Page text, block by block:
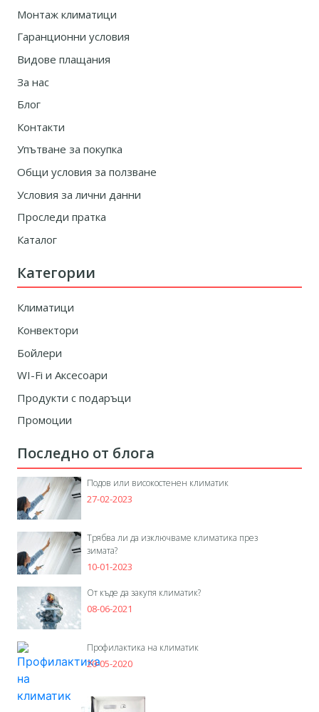
Монтаж климатици
Гаранционни условия
Видове плащания
За нас
Блог
Контакти
Упътване за покупка
Общи условия за ползване
Условия за лични данни
Проследи пратка
Каталог
Категории
Климатици
Конвектори
Бойлери
WI-Fi и Аксесоари
Продукти с подаръци
Промоции
Последно от блога
Подов или високостенен климатик
27-02-2023
Трябва ли да изключваме климатика през
зимата?
10-01-2023
От къде да закупя климатик?
08-06-2021
Профилактика на климатик
20-05-2020